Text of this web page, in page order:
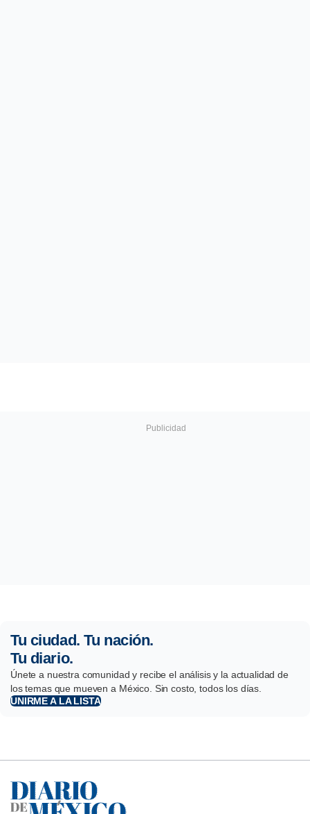
Tu ciudad. Tu nación.
Tu diario.
Únete a nuestra comunidad y recibe el análisis y la actualidad de
los temas que mueven a México. Sin costo, todos los días.
UNIRME A LA LISTA